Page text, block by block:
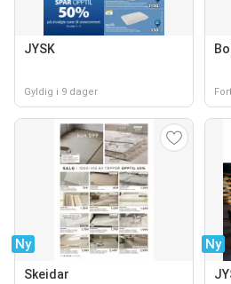
JYSK
Gyldig i 9 dager
Ny
Skeidar
Ny